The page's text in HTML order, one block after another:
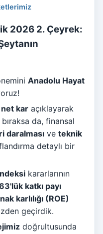
2026 2. Çeyrek:
Anadolu Hayat
kar açıklayarak
da, finansal
daralması ve teknik
detaylı bir
kararlarının
katkı payı
karlılığı (ROE)
geçirdik.
doğrultusunda